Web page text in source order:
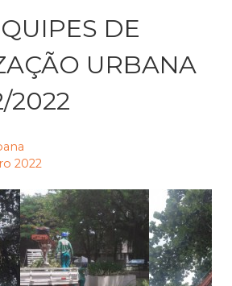
DE
URBANA
2022
2022